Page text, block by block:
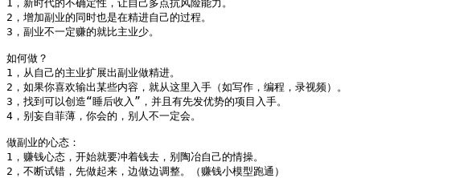
1，新时代的不确定性，让自己多点抗风险能力。
2，增加副业的同时也是在精进自己的过程。
3，副业不一定赚的就比主业少。
如何做？
1，从自己的主业扩展出副业做精进。
2，如果你喜欢输出某些内容，就从这里入手（如写作，编程，录视频）。
3，找到可以创造“睡后收入”，并且有先发优势的项目入手。
4，别妄自菲薄，你会的，别人不一定会。
做副业的心态：
1，赚钱心态，开始就要冲着钱去，别陶冶自己的情操。
2，不断试错，先做起来，边做边调整。（赚钱小模型跑通）